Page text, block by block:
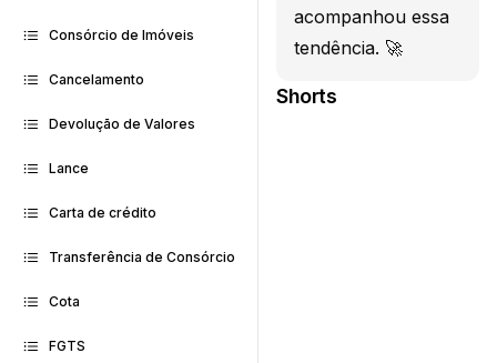
Consórcio de Imóveis
Cancelamento
Devolução de Valores
Lance
Carta de crédito
Transferência de Consórcio
Cota
FGTS
acompanhou essa
tendência. 🚀
Shorts